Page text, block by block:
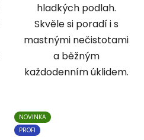
hladkých podlah.
Skvěle si poradí i s
mastnými nečistotami
a běžným
každodenním úklidem.
NOVINKA
PROFI